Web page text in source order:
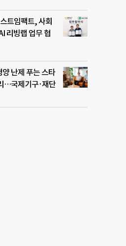
트임팩트, 사회
리빙랩 업무 협
난제 푸는 스타
…국제기구·재단